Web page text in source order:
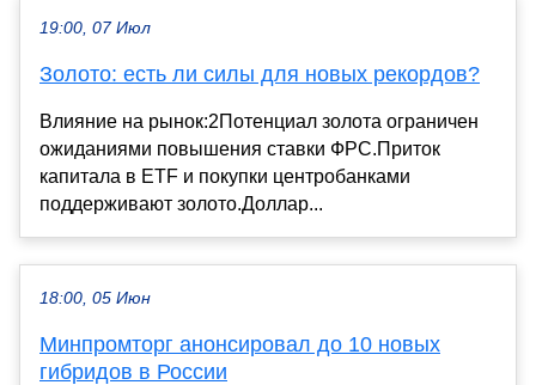
19:00, 07 Июл
Золото: есть ли силы для новых рекордов?
Влияние на рынок:2Потенциал золота ограничен
ожиданиями повышения ставки ФРС.Приток
капитала в ETF и покупки центробанками
поддерживают золото.Доллар...
18:00, 05 Июн
Минпромторг анонсировал до 10 новых
гибридов в России